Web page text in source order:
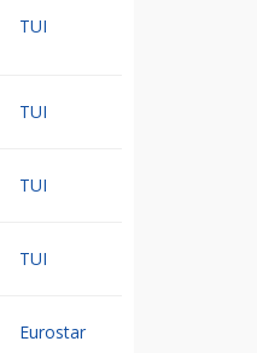
TUI
TUI
TUI
TUI
Eurostar